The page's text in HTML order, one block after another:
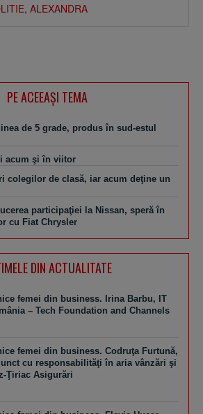
, ALEXANDRA
PE ACEEAŞI TEMA
de 5 grade, produs în sud-estul
acum şi în viitor
colegilor de clasă, iar acum deţine un
participaţiei la Nissan, speră în
cu Fiat Chrysler
DIN ACTUALITATE
femei din business. Irina Barbu, IT
– Tech Foundation and Channels
femei din business. Codruţa Furtună,
cu responsabilităţi în aria vânzări şi
Ţiriac Asigurări